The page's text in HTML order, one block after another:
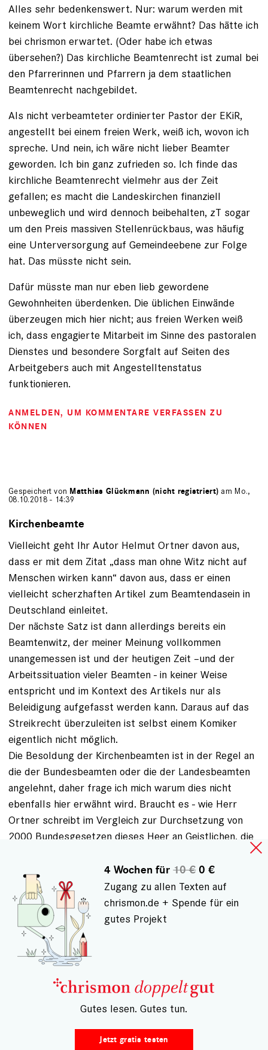
Alles sehr bedenkenswert. Nur: warum werden mit
keinem Wort kirchliche Beamte erwähnt? Das hätte ich
bei chrismon erwartet. (Oder habe ich etwas
übersehen?) Das kirchliche Beamtenrecht ist zumal bei
den Pfarrerinnen und Pfarrern ja dem staatlichen
Beamtenrecht nachgebildet.
Als nicht verbeamteter ordinierter Pastor der EKiR,
angestellt bei einem freien Werk, weiß ich, wovon ich
spreche. Und nein, ich wäre nicht lieber Beamter
geworden. Ich bin ganz zufrieden so. Ich finde das
kirchliche Beamtenrecht vielmehr aus der Zeit
gefallen; es macht die Landeskirchen finanziell
unbeweglich und wird dennoch beibehalten, zT sogar
um den Preis massiven Stellenrückbaus, was häufig
eine Unterversorgung auf Gemeindeebene zur Folge
hat. Das müsste nicht sein.
Dafür müsste man nur eben lieb gewordene
Gewohnheiten überdenken. Die üblichen Einwände
überzeugen mich hier nicht; aus freien Werken weiß
ich, dass engagierte Mitarbeit im Sinne des pastoralen
Dienstes und besondere Sorgfalt auf Seiten des
Arbeitgebers auch mit Angestelltenstatus
funktionieren.
ANMELDEN, UM KOMMENTARE VERFASSEN ZU
KÖNNEN
Gespeichert von Matthias Glückmann (nicht registriert) am Mo.,
08.10.2018 - 14:39
Kirchenbeamte
Vielleicht geht Ihr Autor Helmut Ortner davon aus,
dass er mit dem Zitat „dass man ohne Witz nicht auf
Menschen wirken kann“ davon aus, dass er einen
vielleicht scherzhaften Artikel zum Beamtendasein in
Deutschland einleitet.
Der nächste Satz ist dann allerdings bereits ein
Beamtenwitz, der meiner Meinung vollkommen
unangemessen ist und der heutigen Zeit –und der
Arbeitssituation vieler Beamten - in keiner Weise
entspricht und im Kontext des Artikels nur als
Beleidigung aufgefasst werden kann. Daraus auf das
Streikrecht überzuleiten ist selbst einem Komiker
eigentlich nicht möglich.
Die Besoldung der Kirchenbeamten ist in der Regel an
die der Bundesbeamten oder die der Landesbeamten
angelehnt, daher frage ich mich warum dies nicht
ebenfalls hier erwähnt wird. Braucht es - wie Herr
Ortner schreibt im Vergleich zur Durchsetzung von
2000 Bundesgesetzen dieses Heer an Geistlichen, die
um die 12 Gebote zu befolgen? Kein Wort hierzu? Wo
ist das Streikrecht der Kirchenangestellten?
Im letzten Absatz wechselt das Thema auf die
Pension. davor beschreibt er jedoch zutreffend, dass
ein Beamter während seiner Laufbahn Einschränkungen
akzeptiert. daher kann ich die polemische
Überspitzung Ihres Autors Herrn Ortner wenig
verstehen, da ich die Definition - was allein hoheitliche
Aufgaben sind -ausbleibt. Dies auf Zoll, Richter und
Polizei zu beschränken ist nahezu lächerlich und Ihrer
meistens sehr reflektierten Artikel nicht angemessen.
Die Webseite https://www.ekhn.de/ueber-
4 Wochen für10 €0 €
Zugang zu allen Texten auf
chrismon.de + Spende für ein
gutes Projekt
– Gutes lesen. Gutes tun.
Jetzt gratis testen